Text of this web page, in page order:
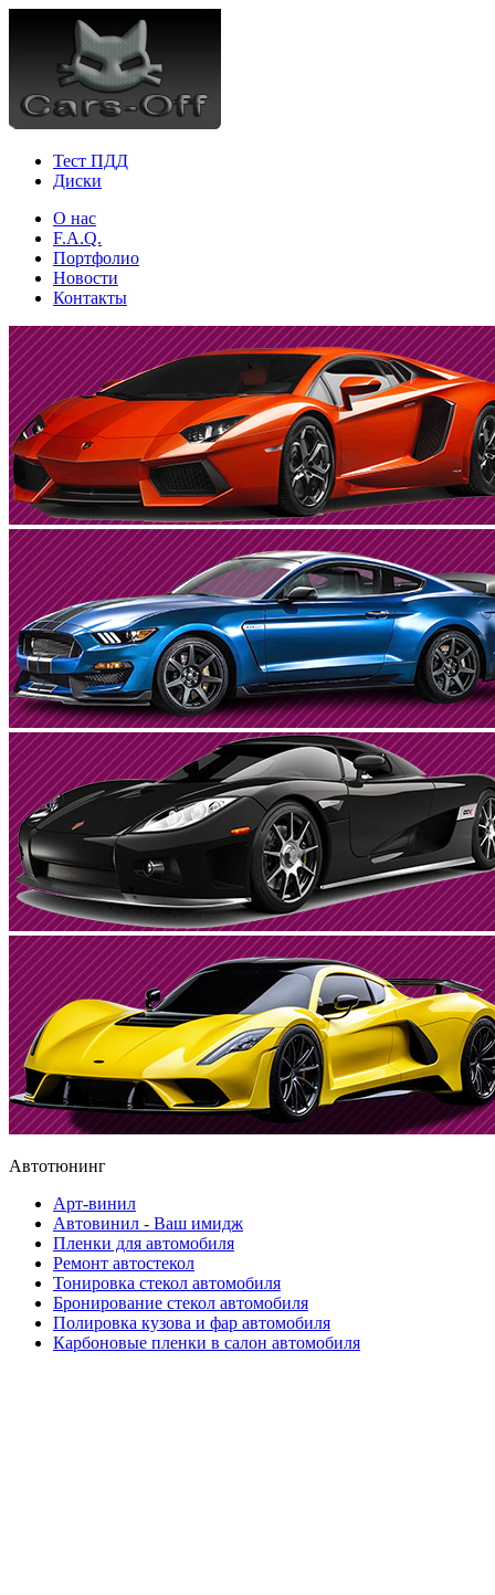
Тест ПДД
Диски
О нас
F.A.Q.
Портфолио
Новости
Контакты
Автотюнинг
Арт-винил
Автовинил - Ваш имидж
Пленки для автомобиля
Ремонт автостекол
Тонировка стекол автомобиля
Бронирование стекол автомобиля
Полировка кузова и фар автомобиля
Карбоновые пленки в салон автомобиля